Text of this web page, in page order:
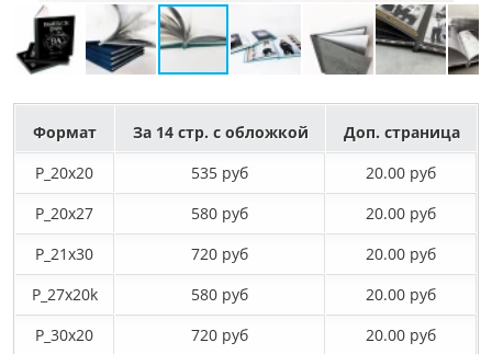
Формат За 14 стр. с обложкой
Доп. страница
P_20х20
535 руб
20.00 руб
P_20х27
580 руб
20.00 руб
P_21х30
720 руб
20.00 руб
P_27х20k
580 руб
20.00 руб
P_30х20
720 руб
20.00 руб